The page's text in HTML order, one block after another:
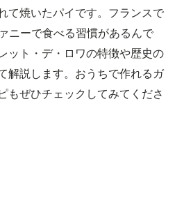
て焼いたパイです。フランスで
ニーで食べる習慣があるんで
ット・デ・ロワの特徴や歴史の
解説します。おうちで作れるガ
もぜひチェックしてみてくださ